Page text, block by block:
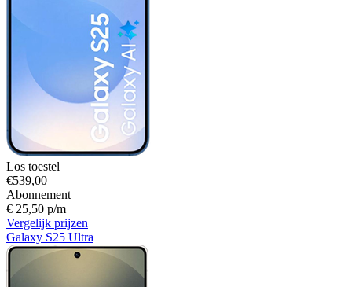
Los toestel
€539,00
Abonnement
€ 25,50 p/m
Vergelijk prijzen
Galaxy S25 Ultra